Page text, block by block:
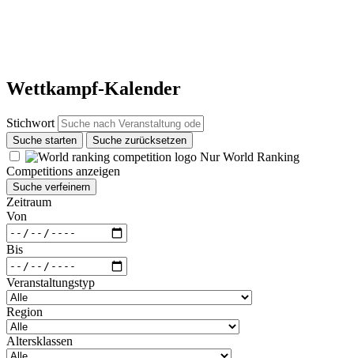
Wettkampf-Kalender
Stichwort
Suche starten Suche zurücksetzen
Nur World Ranking
Competitions anzeigen
Suche verfeinern
Zeitraum
Von
Bis
Veranstaltungstyp
Region
Altersklassen